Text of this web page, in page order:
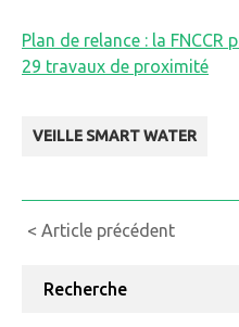
Plan de relance : la
29 travaux de proximité
VEILLE SMART WATER
Continue
< Article précédent
Recherche